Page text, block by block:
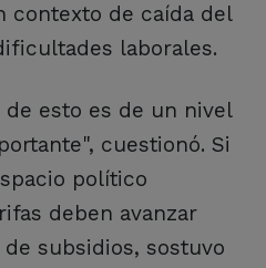
contexto de caída del
laborales.
esto es de un nivel
cuestionó. Si
político
deben avanzar
subsidios, sostuvo